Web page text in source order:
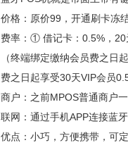
价格：原价99，开通刷卡冻
费率：① 借记卡：0.5%，20
（终端绑定缴纳会员费之日
费之日起享受30天VIP会员
商户：之前MPOS普通商户
联网：通过手机APP连接蓝牙
优点：小巧，方便携带，可